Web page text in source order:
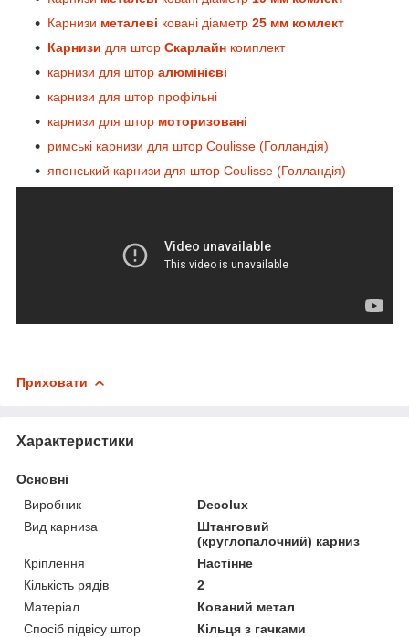
Карнизи металеві ковані діаметр 25 мм комлект
Карнизи для штор Скарлайн комплект
карнизи для штор алюмінієві
карнизи для штор профільні
карнизи для штор моторизовані
римські карнизи для штор Coulisse (Голландія)
японський карнизи для штор Coulisse (Голландія)
Приховати
Характеристики
Основні
Виробник
Decolux
Вид карниза
Штанговий
(круглопалочний) карниз
Кріплення
Настінне
Кількість рядів
2
Матеріал
Кований метал
Спосіб підвісу штор
Кільця з гачками